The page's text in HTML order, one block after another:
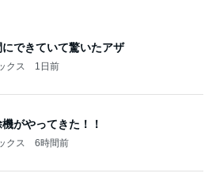
できていて驚いたアザ
クス 1日前
がやってきた！！
クス 6時間前